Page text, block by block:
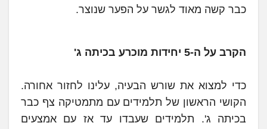
כבר קשה מאוד לגשר על הפער שנוצר.
הקרב על ה-5 יחידות מוכרע בכיתה ג'
כדי למצוא את שורש הבעיה, עלינו לחזור אחורה.
הקושי הראשון של תלמידים עם מתמטיקה צף כבר
בכיתה ג'. תלמידים שעבדו עד אז עם אמצעים